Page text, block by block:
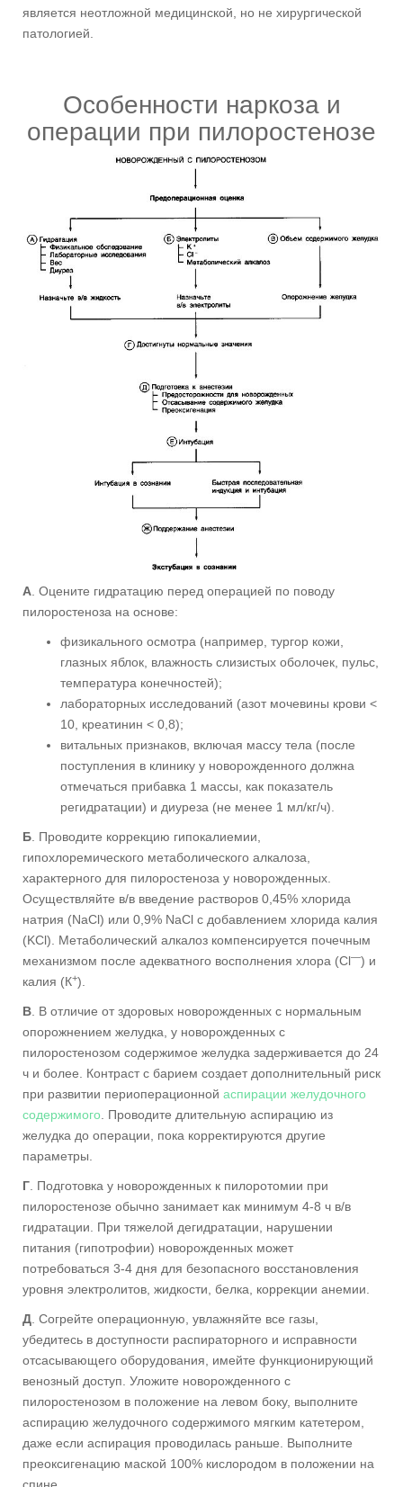
является неотложной медицинской, но не хирургической
патологией.
Особенности наркоза и
операции при пилоростенозе
A. Оцените гидратацию перед операцией по поводу
пилоростеноза на основе:
физикального осмотра (например, тургор кожи,
глазных яблок, влажность слизистых оболочек, пульс,
температура конечностей);
лабораторных исследований (азот мочевины крови <
10, креатинин < 0,8);
витальных признаков, включая массу тела (после
поступления в клинику у новорожденного должна
отмечаться прибавка 1 массы, как показатель
регидратации) и диуреза (не менее 1 мл/кг/ч).
Б. Проводите коррекцию гипокалиемии,
гипохлоремического метаболического алкалоза,
характерного для пилоростеноза у новорожденных.
Осуществляйте в/в введение растворов 0,45% хлорида
натрия (NaCl) или 0,9% NaCl с добавлением хлорида калия
(KCl). Метаболический алкалоз компенсируется почечным
механизмом после адекватного восполнения хлора (Cl—) и
калия (К+).
B. В отличие от здоровых новорожденных с нормальным
опорожнением желудка, у новорожденных с
пилоростенозом содержимое желудка задерживается до 24
ч и более. Контраст с барием создает дополнительный риск
при развитии периоперационной аспирации желудочного
содержимого. Проводите длительную аспирацию из
желудка до операции, пока корректируются другие
параметры.
Г. Подготовка у новорожденных к пилоротомии при
пилоростенозе обычно занимает как минимум 4-8 ч в/в
гидратации. При тяжелой дегидратации, нарушении
питания (гипотрофии) новорожденных может
потребоваться 3-4 дня для безопасного восстановления
уровня электролитов, жидкости, белка, коррекции анемии.
Д. Согрейте операционную, увлажняйте все газы,
убедитесь в доступности распираторного и исправности
отсасывающего оборудования, имейте функционирующий
венозный доступ. Уложите новорожденного с
пилоростенозом в положение на левом боку, выполните
аспирацию желудочного содержимого мягким катетером,
даже если аспирация проводилась раньше. Выполните
преоксигенацию маской 100% кислородом в положении на